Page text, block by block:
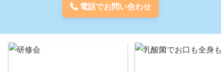
電話でお問い合わせ